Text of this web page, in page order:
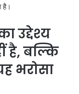
है।
उद्देश्य
है, बल्कि
भरोसा